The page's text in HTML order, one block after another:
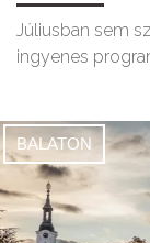
Júliusban sem
ingyenes
BALATON